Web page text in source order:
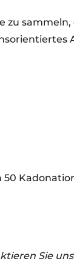
zu
Sie